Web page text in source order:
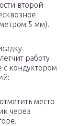
второй
5 мм).
–
работу
с кондуктором
место
через